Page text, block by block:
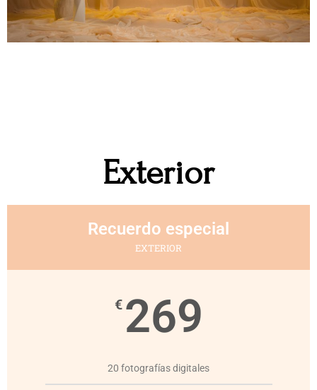
Exterior
Recuerdo especial
EXTERIOR
€ 269
20 fotografías digitales